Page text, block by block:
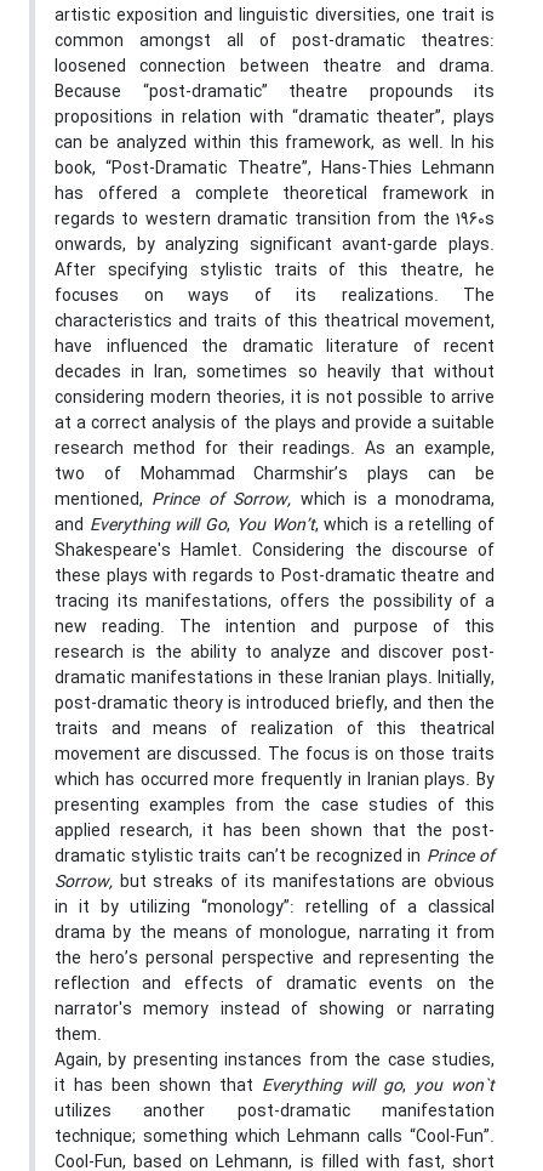
artistic exposition and linguistic diversities, one trait is
common amongst all of post-dramatic theatres:
loosened connection between theatre and drama.
Because “post-dramatic” theatre propounds its
propositions in relation with “dramatic theater”, plays
can be analyzed within this framework, as well. In his
book, “Post-Dramatic Theatre”, Hans-Thies Lehmann
has offered a complete theoretical framework in
regards to western dramatic transition from the 1960s
onwards, by analyzing significant avant-garde plays.
After specifying stylistic traits of this theatre, he
focuses on ways of its realizations. The
characteristics and traits of this theatrical movement,
have influenced the dramatic literature of recent
decades in Iran, sometimes so heavily that without
considering modern theories, it is not possible to arrive
at a correct analysis of the plays and provide a suitable
research method for their readings. As an example,
two of Mohammad Charmshir’s plays can be
mentioned, Prince of Sorrow, which is a monodrama,
and Everything will Go, You Won’t, which is a retelling of
Shakespeare's Hamlet. Considering the discourse of
these plays with regards to Post-dramatic theatre and
tracing its manifestations, offers the possibility of a
new reading. The intention and purpose of this
research is the ability to analyze and discover post-
dramatic manifestations in these Iranian plays. Initially,
post-dramatic theory is introduced briefly, and then the
traits and means of realization of this theatrical
movement are discussed. The focus is on those traits
which has occurred more frequently in Iranian plays. By
presenting examples from the case studies of this
applied research, it has been shown that the post-
dramatic stylistic traits can’t be recognized in Prince of
Sorrow, but streaks of its manifestations are obvious
in it by utilizing “monology”: retelling of a classical
drama by the means of monologue, narrating it from
the hero’s personal perspective and representing the
reflection and effects of dramatic events on the
narrator's memory instead of showing or narrating
them.
Again, by presenting instances from the case studies,
it has been shown that Everything will go, you won`t
utilizes another post-dramatic manifestation
technique; something which Lehmann calls “Cool-Fun”.
Cool-Fun, based on Lehmann, is filled with fast, short